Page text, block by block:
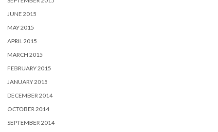
JUNE 2015
MAY 2015
APRIL 2015
MARCH 2015
FEBRUARY 2015
JANUARY 2015
DECEMBER 2014
OCTOBER 2014
SEPTEMBER 2014